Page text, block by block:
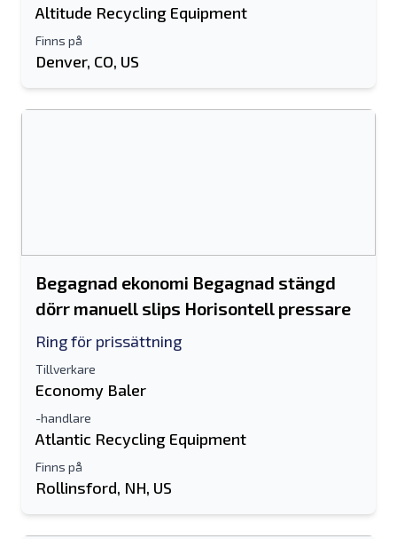
Altitude Recycling Equipment
Finns på
Denver, CO, US
Begagnad ekonomi Begagnad stängd
dörr manuell slips Horisontell pressare
Ring för prissättning
Tillverkare
Economy Baler
-handlare
Atlantic Recycling Equipment
Finns på
Rollinsford, NH, US